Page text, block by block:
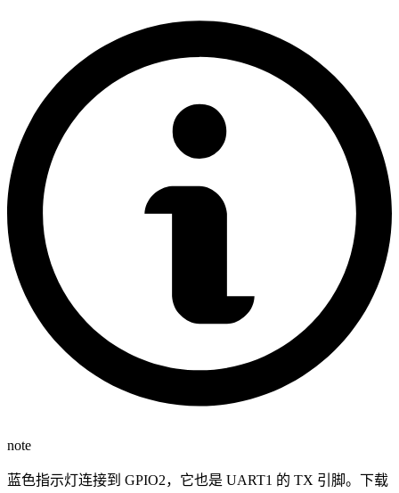
note
蓝色指示灯连接到 GPIO2，它也是 UART1 的 TX 引脚。下载